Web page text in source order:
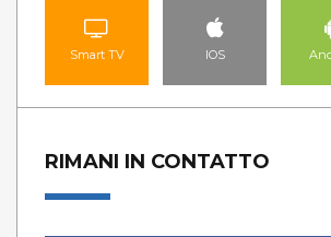
Smart TV IOS
RIMANI IN CONTATTO